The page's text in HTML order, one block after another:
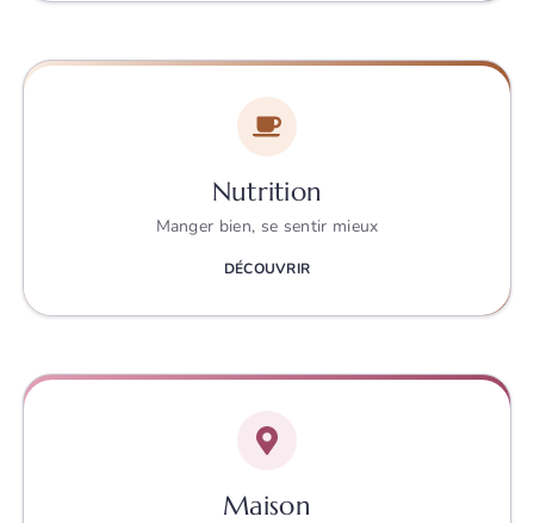
Nutrition
Manger bien, se sentir mieux
DÉCOUVRIR
Maison